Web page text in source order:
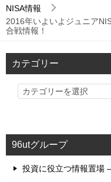
NISA情報
2016年いよいよジュニア
合戦情報！
カテゴリー
カ
リ
ー
96utグループ
投資に役立つ情報置場